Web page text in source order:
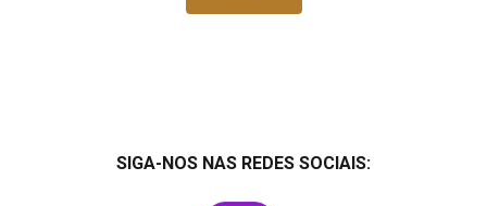
SIGA-NOS NAS REDES SOCIAIS: